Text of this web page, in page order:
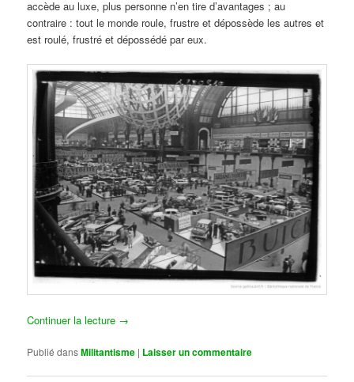
accède au luxe, plus personne n’en tire d’avantages ; au
contraire : tout le monde roule, frustre et dépossède les autres et
est roulé, frustré et dépossédé par eux.
Continuer la lecture →
Publié dansMilitantisme | Laisser un commentaire